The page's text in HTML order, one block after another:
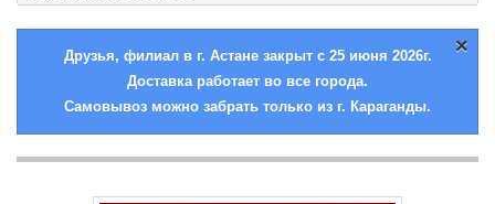
×
Друзья, филиал в г. Астане закрыт с 25 июня 2026г.
Доставка работает во все города.
Самовывоз можно забрать только из г. Караганды.